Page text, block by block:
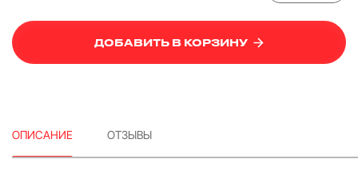
ДОБАВИТЬ В КОРЗИНУ
ОПИСАНИЕ ОТЗЫВЫ